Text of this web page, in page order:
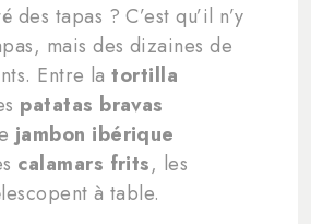
des tapas ? C’est qu’il n’y
mais des dizaines de
Entre latortilla
patatas bravas
jambon ibérique
calamars frits, les
à table.